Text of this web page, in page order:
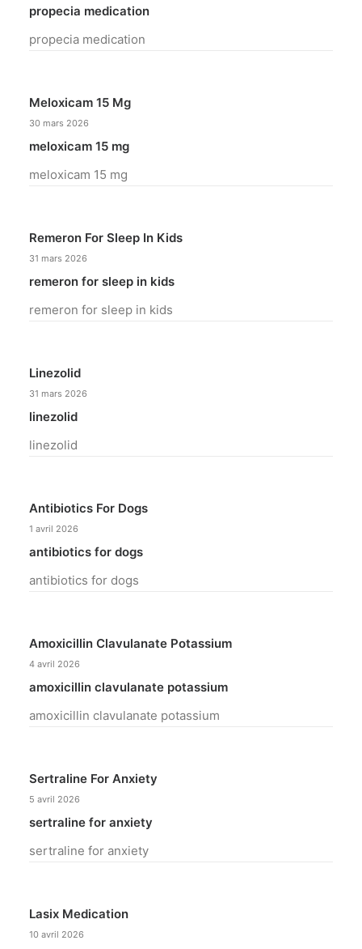
propecia medication
propecia medication
Meloxicam 15 Mg
30 mars 2026
meloxicam 15 mg
meloxicam 15 mg
Remeron For Sleep In Kids
31 mars 2026
remeron for sleep in kids
remeron for sleep in kids
Linezolid
31 mars 2026
linezolid
linezolid
Antibiotics For Dogs
1 avril 2026
antibiotics for dogs
antibiotics for dogs
Amoxicillin Clavulanate Potassium
4 avril 2026
amoxicillin clavulanate potassium
amoxicillin clavulanate potassium
Sertraline For Anxiety
5 avril 2026
sertraline for anxiety
sertraline for anxiety
Lasix Medication
10 avril 2026